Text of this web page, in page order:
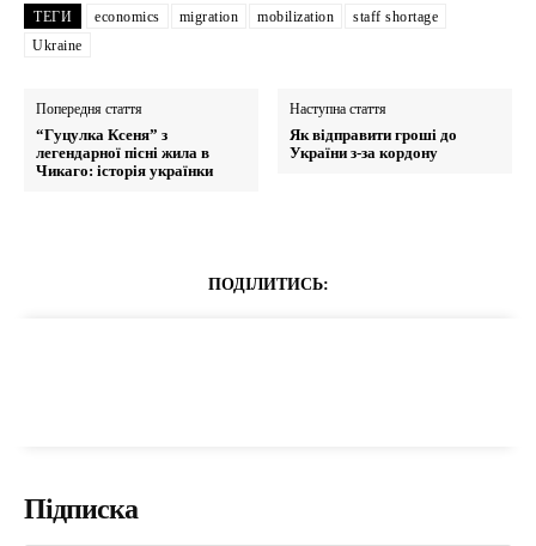
ТЕГИ economics migration mobilization
staff shortage
Ukraine
Попередня стаття
“Гуцулка Ксеня” з
легендарної пісні жила в
Чикаго: історія українки
Наступна стаття
Як відправити гроші до
України з-за кордону
ПОДІЛИТИСЬ:
Підписка